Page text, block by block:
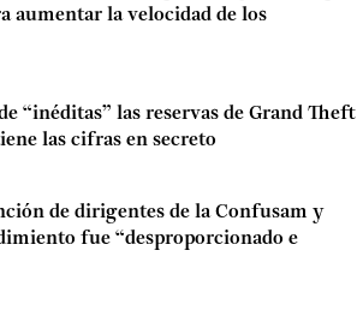
aumentar la velocidad de los
“inéditas” las reservas de Grand Theft
las cifras en secreto
de dirigentes de la Confusam y
fue “desproporcionado e